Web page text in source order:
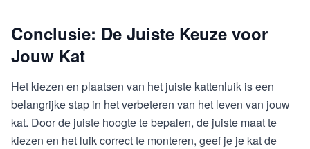
Conclusie: De Juiste Keuze voor
Jouw Kat
Het kiezen en plaatsen van het juiste kattenluik is een
belangrijke stap in het verbeteren van het leven van jouw
kat. Door de juiste hoogte te bepalen, de juiste maat te
kiezen en het luik correct te monteren, geef je je kat de